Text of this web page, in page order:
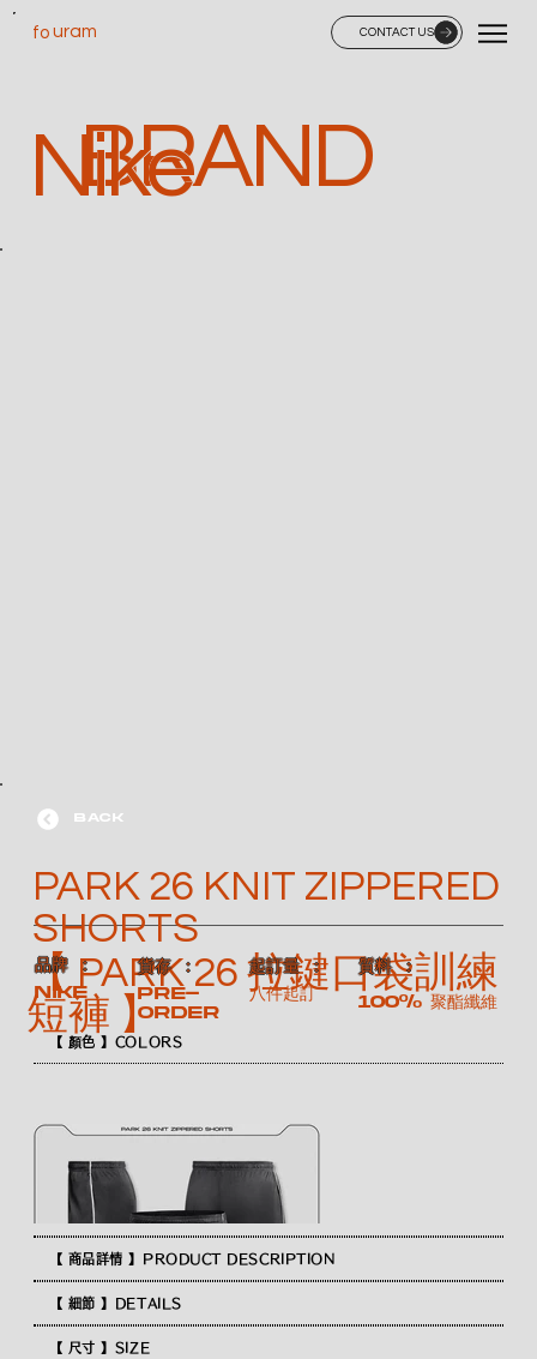
CONTACT US
uram
fo
BRAND
Nike
【 顏色 】COLORS
【 商品詳情 】PRODUCT DESCRIPTION
【 細節 】DETAILS
【 尺寸 】SIZE
BACK
PARK 26 KNIT ZIPPERED
SHORTS
【 PARK 26 拉鍵口袋訓練
短褲 】
​品牌 ：
NIKE
​貨存 ：
Pre-
order
​起訂量 ：
八件起訂
​質料 ：
100% 聚酯纖維